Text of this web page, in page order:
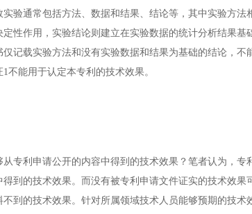
验通常包括方法、数据和结果、结论等，其中实验方
性作用，实验结论则建立在实验数据的统计分析结果基
记载实验方法和没有实验数据和结果为基础的结论，不
不能用于认定本专利的技术效果。
专利申请公开的内容中得到的技术效果？笔者认为，
到的技术效果。而没有被专利申请文件证实的技术效
到的技术效果。针对所属领域技术人员能够预期的技